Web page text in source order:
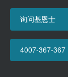
询问基恩士
4007-367-367